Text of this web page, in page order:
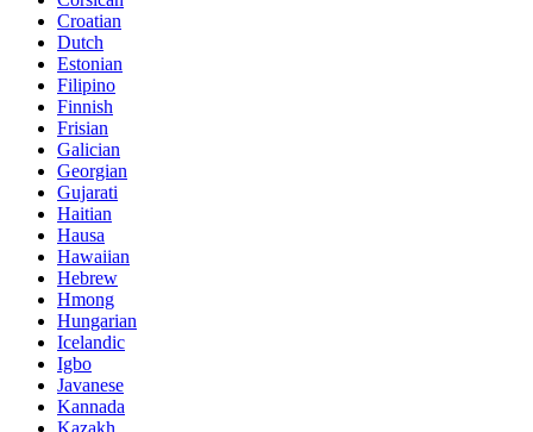
Croatian
Dutch
Estonian
Filipino
Finnish
Frisian
Galician
Georgian
Gujarati
Haitian
Hausa
Hawaiian
Hebrew
Hmong
Hungarian
Icelandic
Igbo
Javanese
Kannada